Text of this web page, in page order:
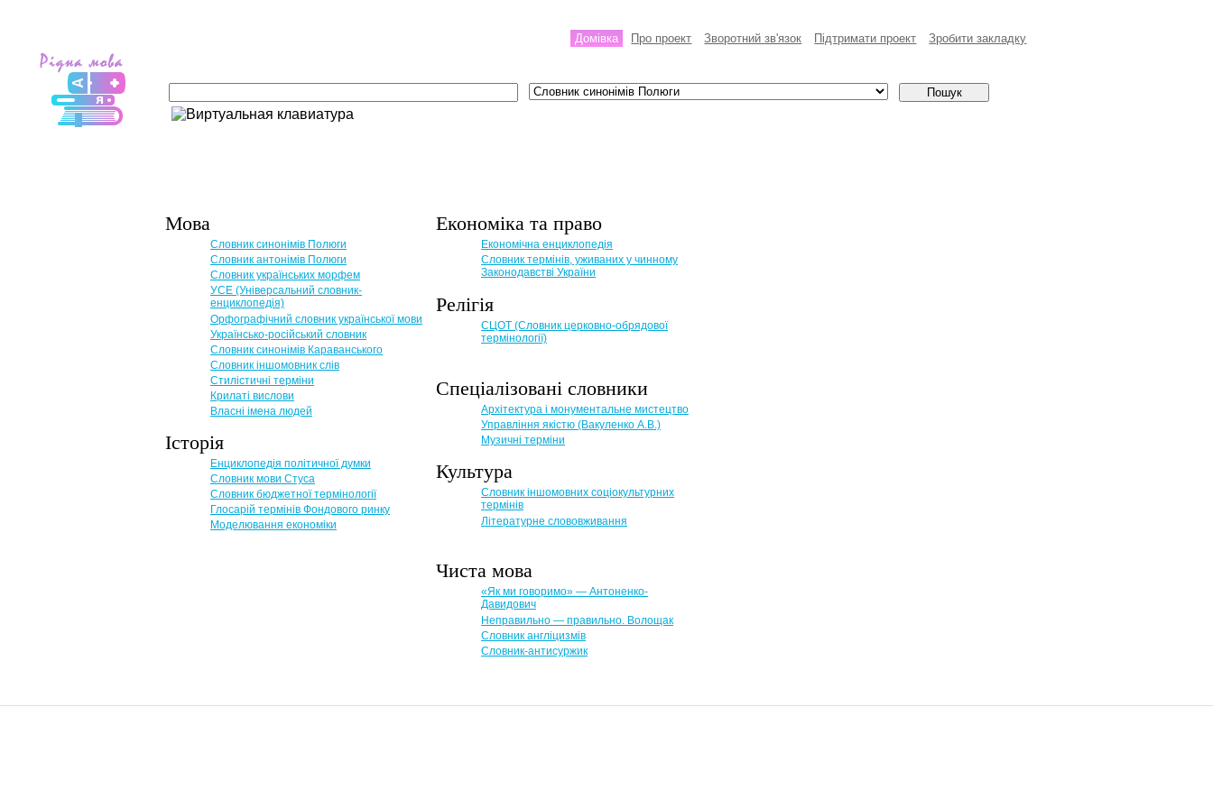
Домівка Про проект Зворотний зв'язок Пiдтримати проект Зробити закладку
Мова
Словник синонімів Полюги
Словник антонімів Полюги
Словник українських морфем
УСЕ (Універсальний словник-
енциклопедія)
Орфографічний словник української мови
Українсько-російський словник
Словник синонімів Караванського
Словник іншомовник слів
Стилістичні терміни
Крилаті вислови
Власні імена людей
Історія
Енциклопедія політичної думки
Словник мови Стуса
Словник бюджетної термінології
Глосарій термінів Фондового ринку
Моделювання економіки
Економіка та право
Eкономічна енциклопедія
Словник термінів, уживаних у чинному
Законодавстві України
Релігія
СЦОТ (Словник церковно-обрядової
термінології)
Спеціалізовані словники
Архітектура і монументальне мистецтво
Управління якістю (Вакуленко А.В.)
Музичні терміни
Культура
Словник іншомовних соціокультурних
термінів
Літературне слововживання
Чиста мова
«Як ми говоримо» — Антоненко-
Давидович
Неправильно — правильно. Волощак
Словник англіцизмів
Словник-антисуржик